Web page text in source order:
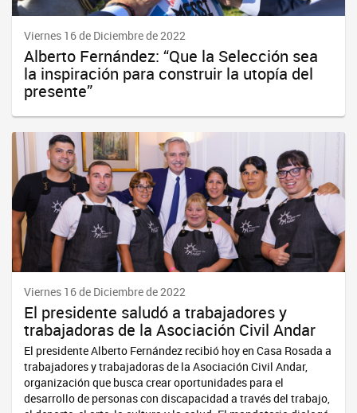
Viernes 16 de Diciembre de 2022
Alberto Fernández: “Que la Selección sea
la inspiración para construir la utopía del
presente”
Viernes 16 de Diciembre de 2022
El presidente saludó a trabajadores y
trabajadoras de la Asociación Civil Andar
El presidente Alberto Fernández recibió hoy en Casa Rosada a
trabajadores y trabajadoras de la Asociación Civil Andar,
organización que busca crear oportunidades para el
desarrollo de personas con discapacidad a través del trabajo,